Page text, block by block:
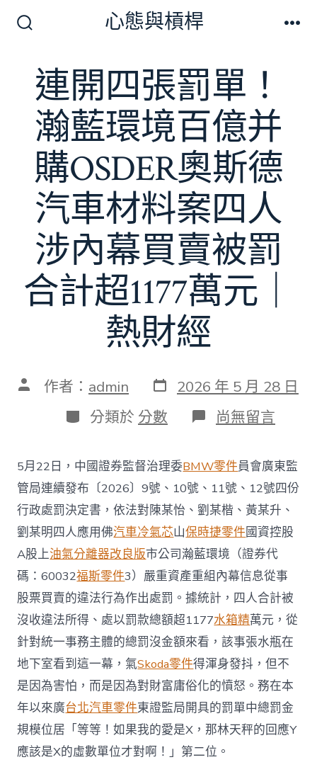
切
換
開
關
心態與槓桿
連開四張罰單！
瀚藍環境百億并
購OSDER奧斯德
汽車材料案四人
涉內幕買賣被罰
合計超1177萬元｜
熱財經
文 作者： admin 發
表
日
期
2026 年 5 月 28 日
分
類
分類於 分數 在
〈連
四
張
罰
單！
瀚
藍
環
境
百
億
并
購
OSDER
奧
斯
德
汽
車
材
料
案
四
尚無留言
5月22日，中國證券監督治理委BMW零件員會廣東監
管局連續發布〔2026〕9號、10號、11號、12號四份
行政處罰決定書，依法對陳某怡、劉某楷、黃某升、
劉某明四人應用佛汽車冷氣芯山保時捷零件國資控股
A股上油氣分離器改良版市公司瀚藍環境（證券代
碼：60032福斯零件3）嚴重資產重組內幕信息從事
股票買賣的違法行為作出處罰。據統計，四人合計被
沒收違法所得、處以罰款總額超1177水箱精萬元，從
針對統一事務主體的總罰沒金額來看，該事張水瓶在
地下室看到這一幕，氣Skoda零件得渾身發抖，但不
是因為害怕，而是因為對財富庸俗化的憤怒。務在本
年以來廣台北汽車零件東證監局開具的罰單中總罰金
規模位居「等等！如果我的愛是X，那林天秤的回應Y
應該是X的虛數單位才對啊！」第二位。